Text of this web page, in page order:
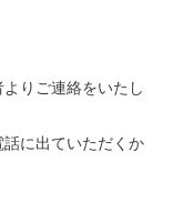
りご連絡をいたし
話に出ていただくか